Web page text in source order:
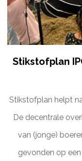
Stikstofplan
Stikstofplan helpt
De decentrale
van (jonge)
gevonden op